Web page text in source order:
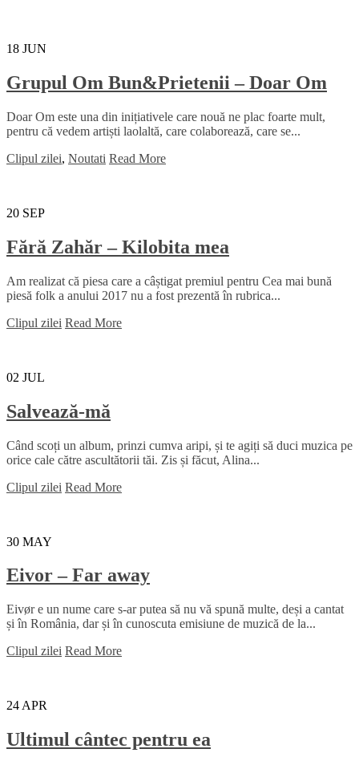
18 JUN
Grupul Om Bun&Prietenii – Doar Om
Doar Om este una din inițiativele care nouă ne plac foarte mult,
pentru că vedem artiști laolaltă, care colaborează, care se...
Clipul zilei, Noutati Read More
20 SEP
Fără Zahăr – Kilobita mea
Am realizat că piesa care a câștigat premiul pentru Cea mai bună
piesă folk a anului 2017 nu a fost prezentă în rubrica...
Clipul zilei Read More
02 JUL
Salvează-mă
Când scoți un album, prinzi cumva aripi, și te agiți să duci muzica pe
orice cale către ascultătorii tăi. Zis și făcut, Alina...
Clipul zilei Read More
30 MAY
Eivor – Far away
Eivør e un nume care s-ar putea să nu vă spună multe, deși a cantat
și în România, dar și în cunoscuta emisiune de muzică de la...
Clipul zilei Read More
24 APR
Ultimul cântec pentru ea